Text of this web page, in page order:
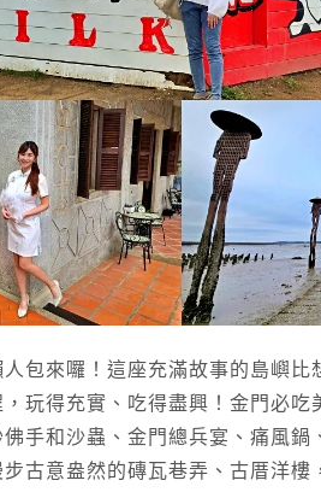
包來囉！這座充滿故事的島嶼
玩得充實、吃得盡興！金門必
手和沙蟲、金門總兵宴、痛風
古意盎然的磚瓦巷弄、古厝洋